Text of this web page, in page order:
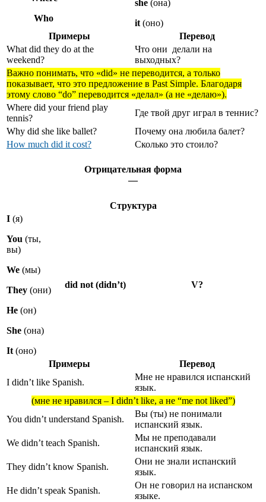
Who
she (она)
it (оно)
Примеры
Перевод
What did they do at the
weekend?
Что они делали на
выходных?
Важно понимать, что «did» не переводится, а только
показывает, что это предложение в Past Simple. Благодаря
этому слово “do” переводится «делал» (а не «делаю»).
Where did your friend play
tennis?
Где твой друг играл в теннис?
Why did she like ballet?
Почему она любила балет?
How much did it cost?
Сколько это стоило?
Отрицательная форма
—
Структура
I (я)
You (ты,
вы)
We (мы)
They (они)
He (он)
She (она)
It (оно)
did not (didn’t) V?
Примеры
Перевод
I didn’t like Spanish.
Мне не нравился испанский
язык.
(мне не нравился – I didn’t like, а не “me not liked”)
You didn’t understand Spanish.
Вы (ты) не понимали
испанский язык.
We didn’t teach Spanish.
Мы не преподавали
испанский язык.
They didn’t know Spanish.
Они не знали испанский
язык.
He didn’t speak Spanish.
Он не говорил на испанском
языке.